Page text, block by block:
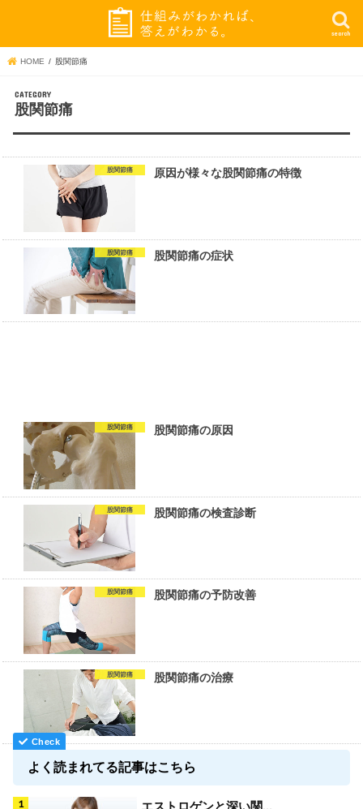
search
HOME 股関節痛
股関節痛
股関節痛 原因が様々な股関節痛の特徴
股関節痛 股関節痛の症状
股関節痛 股関節痛の原因
股関節痛 股関節痛の検査診断
股関節痛 股関節痛の予防改善
股関節痛 股関節痛の治療
よく読まれてる記事はこちら
エストロゲンと深い関...